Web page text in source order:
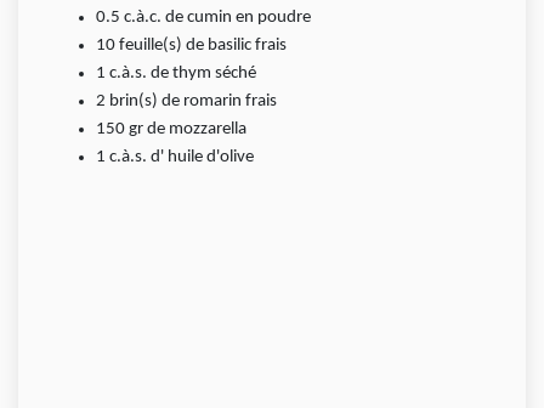
0.5 c.à.c. de cumin en poudre
10 feuille(s) de basilic frais
1 c.à.s. de thym séché
2 brin(s) de romarin frais
150 gr de mozzarella
1 c.à.s. d' huile d'olive